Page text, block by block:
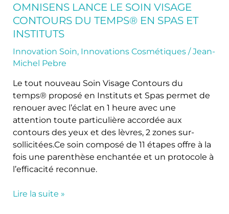
OMNISENS LANCE LE SOIN VISAGE
CONTOURS DU TEMPS® EN SPAS ET
INSTITUTS
Innovation Soin, Innovations Cosmétiques/Jean-
Michel Pebre
Le tout nouveau Soin Visage Contours du
temps® proposé en Instituts et Spas permet de
renouer avec l’éclat en 1 heure avec une
attention toute particulière accordée aux
contours des yeux et des lèvres, 2 zones sur-
sollicitées.Ce soin composé de 11 étapes offre à la
fois une parenthèse enchantée et un protocole à
l’efficacité reconnue.
Lire la suite »